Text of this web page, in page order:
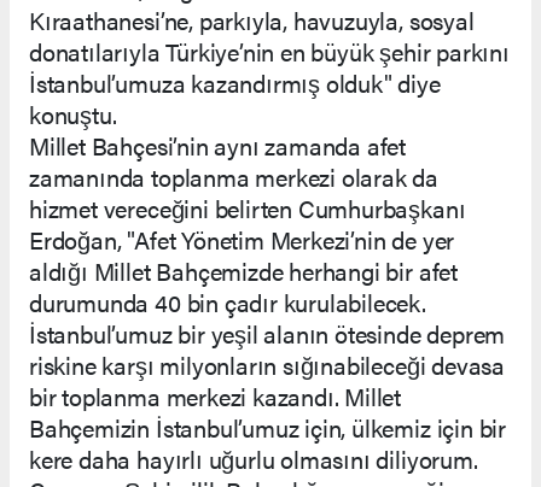
Kıraathanesi’ne, parkıyla, havuzuyla, sosyal
donatılarıyla Türkiye’nin en büyük şehir parkını
İstanbul’umuza kazandırmış olduk" diye
konuştu.
Millet Bahçesi’nin aynı zamanda afet
zamanında toplanma merkezi olarak da
hizmet vereceğini belirten Cumhurbaşkanı
Erdoğan, "Afet Yönetim Merkezi’nin de yer
aldığı Millet Bahçemizde herhangi bir afet
durumunda 40 bin çadır kurulabilecek.
İstanbul’umuz bir yeşil alanın ötesinde deprem
riskine karşı milyonların sığınabileceği devasa
bir toplanma merkezi kazandı. Millet
Bahçemizin İstanbul’umuz için, ülkemiz için bir
kere daha hayırlı uğurlu olmasını diliyorum.